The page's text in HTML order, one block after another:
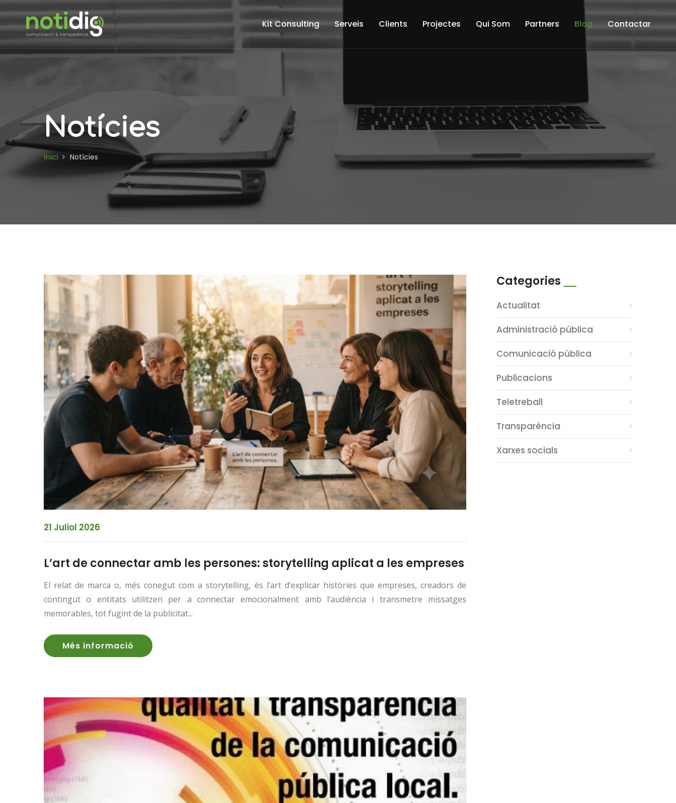
Kit Consulting Serveis Clients Projectes Qui Som Partners Blog Contactar
Notícies
Inici Notícies
21 Juliol 2026
L’art de connectar amb les persones: storytelling aplicat a les empreses
El relat de marca o, més conegut com a storytelling, és l’art d’explicar històries que empreses, creadors de
contingut o entitats utilitzen per a connectar emocionalment amb l’audiència i transmetre missatges
memorables, tot fugint de la publicitat...
Més informació
Categories
Actualitat
Administració pública
Comunicació pública
Publicacions
Teletreball
Transparència
Xarxes socials